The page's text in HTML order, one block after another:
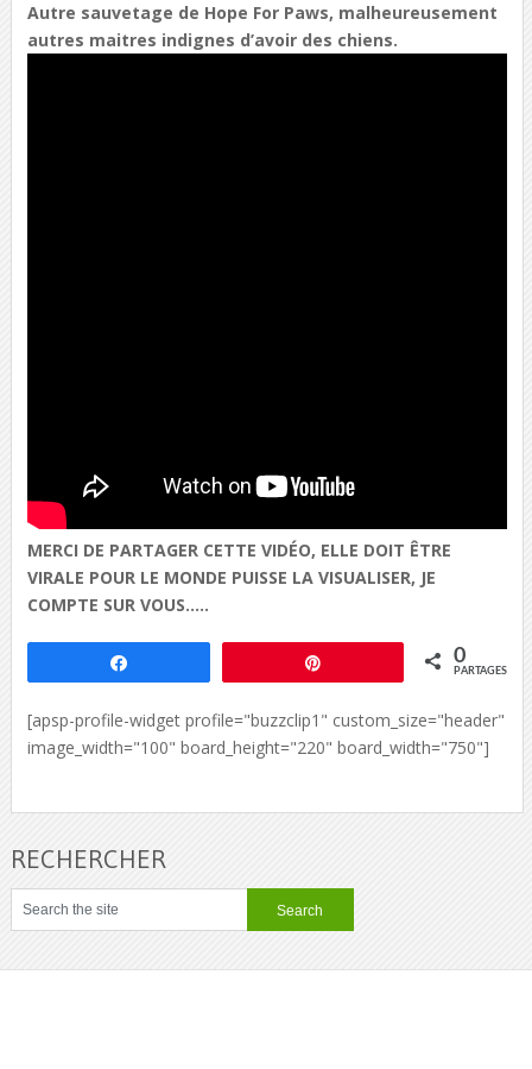
Autre sauvetage de Hope For Paws, malheureusement
autres maitres indignes d’avoir des chiens.
MERCI DE PARTAGER CETTE VIDÉO, ELLE DOIT ÊTRE
VIRALE POUR LE MONDE PUISSE LA VISUALISER, JE
COMPTE SUR VOUS…..
0
PARTAGES
[apsp-profile-widget profile="buzzclip1" custom_size="header"
image_width="100" board_height="220" board_width="750"]
RECHERCHER